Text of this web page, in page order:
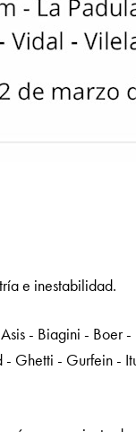
e inestabilidad.
- Biagini - Boer
- Ghetti - Gurfein -